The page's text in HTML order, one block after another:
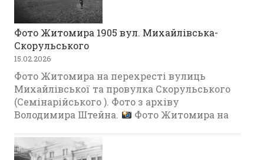
Фото Житомира 1905 вул. Михайлівська-
Скорульського
15.02.2026
Фото Житомира на перехресті вулиць
Михайлівської та провулка Скорульського
(Семінарійського ). Фото з архіву
Володимира Штейна.
Фото Житомира на